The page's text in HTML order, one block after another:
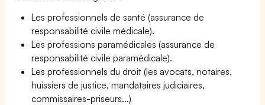
Les professionnels de santé (assurance de
responsabilité civile médicale).
Les professions paramédicales (assurance de
responsabilité civile paramédicale).
Les professionnels du droit (les avocats, notaires,
huissiers de justice, mandataires judiciaires,
commissaires-priseurs...)